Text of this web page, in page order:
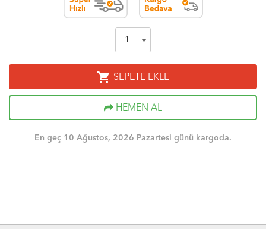
shopping_cart SEPETE EKLE
HEMEN AL
En geç 10 Ağustos, 2026 Pazartesi günü kargoda.